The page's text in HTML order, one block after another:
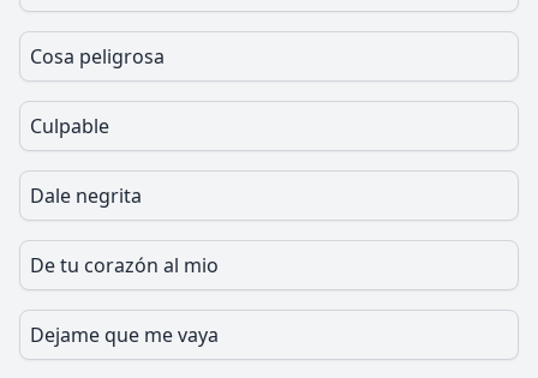
Cosa peligrosa
Culpable
Dale negrita
De tu corazón al mio
Dejame que me vaya